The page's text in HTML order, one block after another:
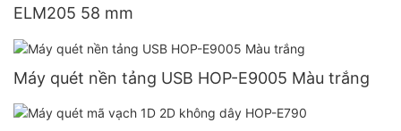
ELM205 58 mm
Máy quét nền tảng USB HOP-E9005 Màu trắng